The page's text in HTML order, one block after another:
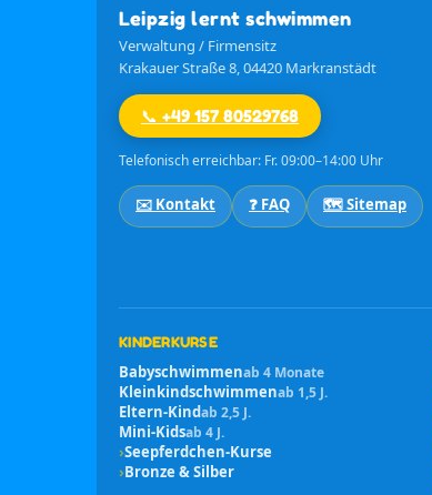
Leipzig lernt schwimmen
Verwaltung / Firmensitz
Krakauer Straße 8, 04420 Markranstädt
📞 +49 157 80529768
Telefonisch erreichbar: Fr. 09:00–14:00 Uhr
✉️ Kontakt ❓ FAQ 🗺️ Sitemap
KINDERKURSE
Babyschwimmenab 4 Monate
Kleinkindschwimmenab 1,5 J.
Eltern-Kindab 2,5 J.
Mini-Kidsab 4 J.
›Seepferdchen-Kurse
›Bronze & Silber